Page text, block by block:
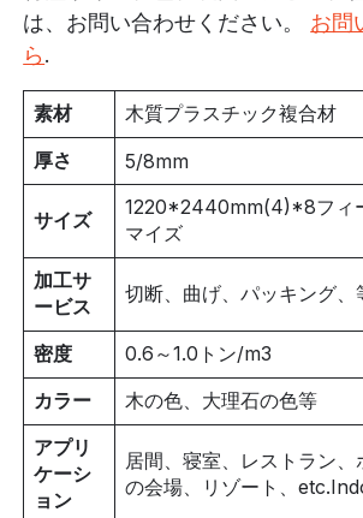
は、お問い合わせください。 お問
ら.
素材
木質プラスチック複合材
厚さ
5/8mm
サイズ
1220*2440mm(4)*8フィ
マイズ
加工サ
ービス
切断、曲げ、パッキング、
密度
0.6～1.0トン/m3
カラー
木の色、大理石の色等
アプリ
ケーシ
ョン
居間、寝室、レストラン、
の会場、リゾート、